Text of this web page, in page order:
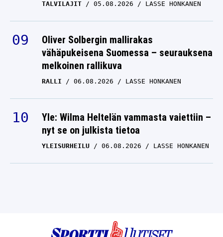
TALVILAJIT 05.08.2026 LASSE HONKANEN
Oliver Solbergin mallirakas
vähäpukeisena Suomessa – seurauksena
melkoinen rallikuva
RALLI 06.08.2026 LASSE HONKANEN
Yle: Wilma Heltelän vammasta vaiettiin –
nyt se on julkista tietoa
YLEISURHEILU 06.08.2026 LASSE HONKANEN